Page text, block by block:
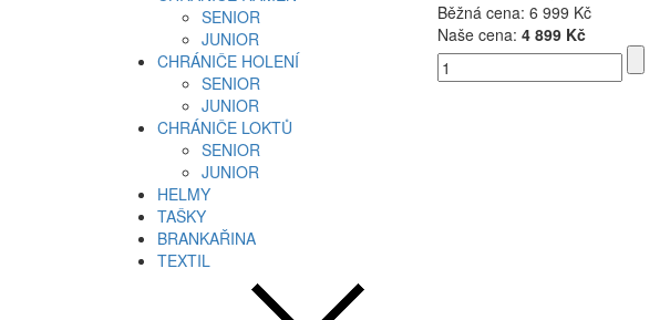
SENIOR
JUNIOR
CHRÁNIČE HOLENÍ
SENIOR
JUNIOR
CHRÁNIČE LOKTŮ
SENIOR
JUNIOR
HELMY
TAŠKY
BRANKAŘINA
TEXTIL
Běžná cena: 6 999 Kč
Naše cena: 4 899 Kč